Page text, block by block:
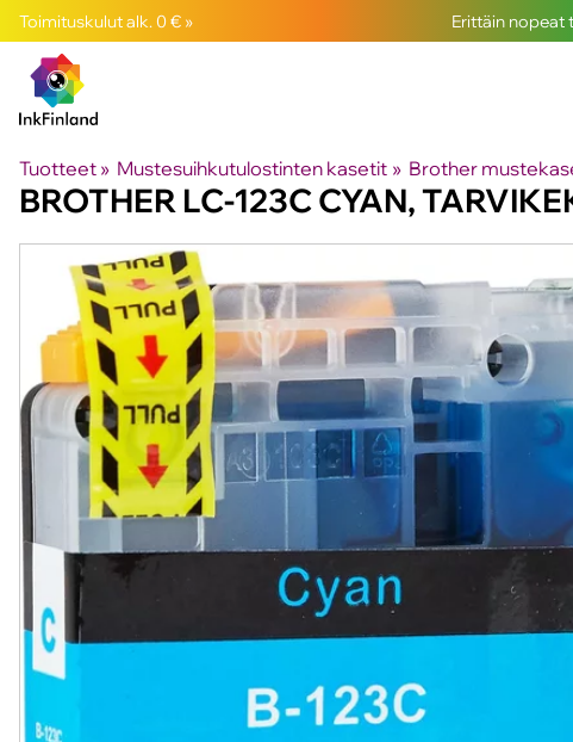
Toimituskulut alk. 0 € » Erittäin nopeat
Tuotteet ‪» Mustesuihkutulostinten kasetit ‪» Brother
BROTHER LC-123C CYAN,